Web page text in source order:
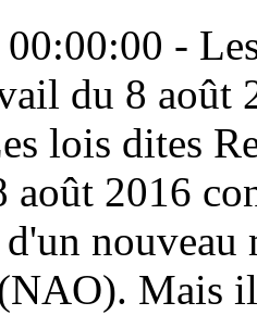
-
du 8 août
lois dites
août 2016
Mais